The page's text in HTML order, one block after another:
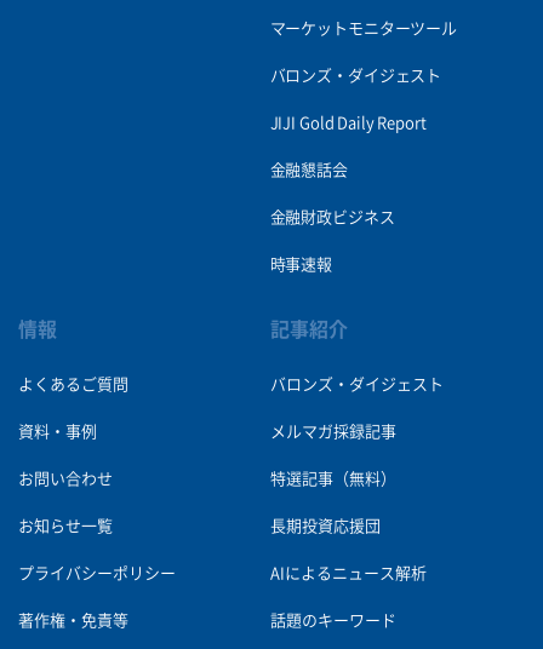
マーケットモニターツール
バロンズ・ダイジェスト
JIJI Gold Daily Report
金融懇話会
金融財政ビジネス
時事速報
情報
よくあるご質問
資料・事例
お問い合わせ
お知らせ一覧
プライバシーポリシー
著作権・免責等
記事紹介
バロンズ・ダイジェスト
メルマガ採録記事
特選記事（無料）
長期投資応援団
AIによるニュース解析
話題のキーワード